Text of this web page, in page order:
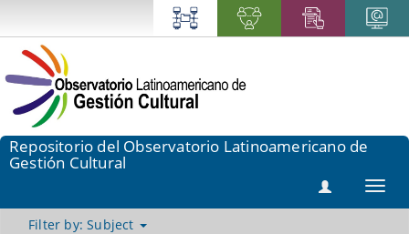
Repositorio del Observatorio Latinoamericano de
Gestión Cultural
Filter by: Subject